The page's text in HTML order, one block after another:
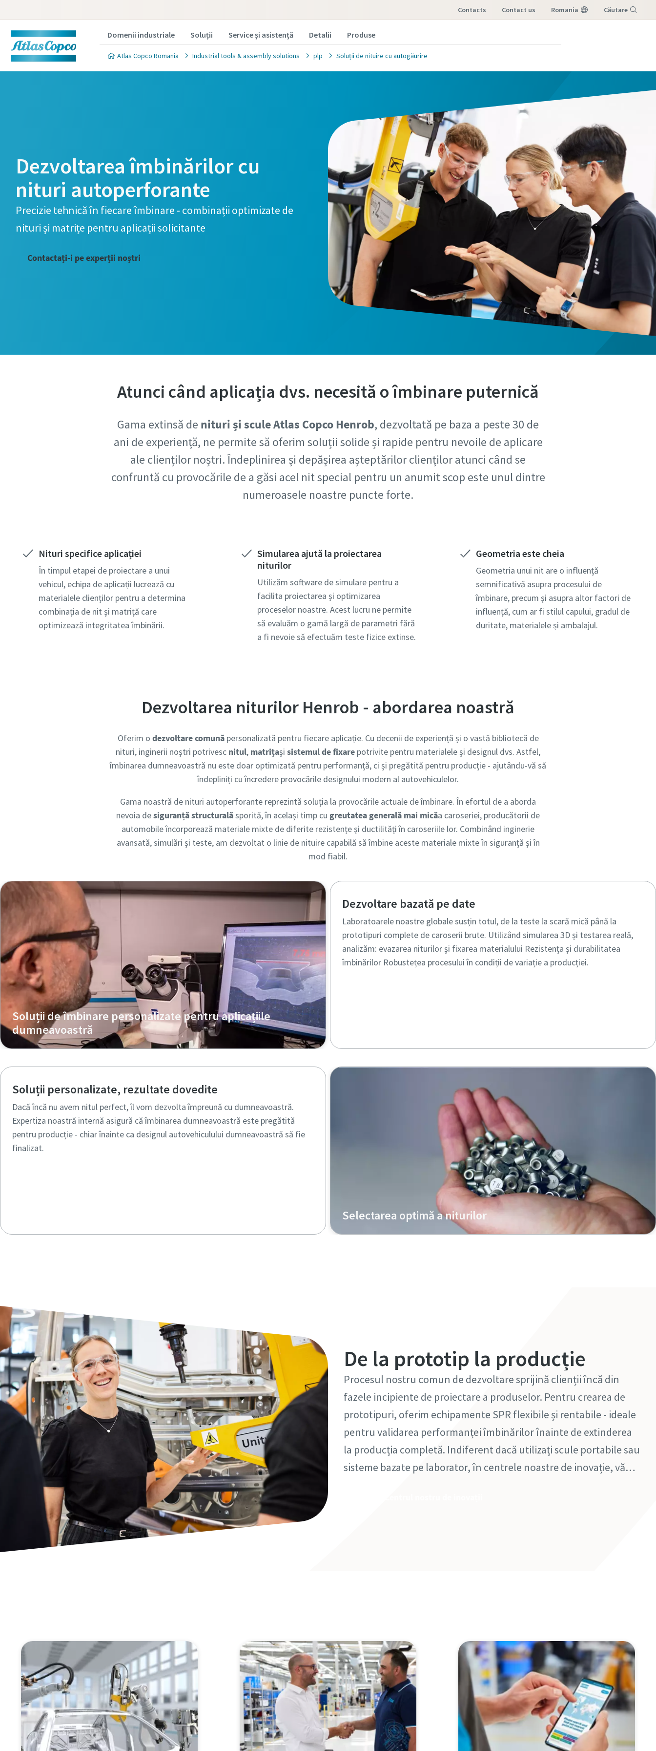
Contacts contact us Romania Căutare
Domenii industriale Soluții Service și asistență Detalii Produse
Atlas Copco Romania Industrial tools & assembly solutions plp Soluții de nituire cu autogăurire
Dezvoltarea îmbinărilor cu
nituri autoperforante
Precizie tehnică în fiecare îmbinare - combinații optimizate de
nituri și matrițe pentru aplicații solicitante
Contactați-i pe experții noștri
Atunci când aplicația dvs. necesită o îmbinare puternică
Gama extinsă de nituri și scule Atlas Copco Henrob, dezvoltată pe baza a peste 30 de
ani de experiență, ne permite să oferim soluții solide și rapide pentru nevoile de aplicare
ale clienților noștri. Îndeplinirea și depășirea așteptărilor clienților atunci când se
confruntă cu provocările de a găsi acel nit special pentru un anumit scop este unul dintre
numeroasele noastre puncte forte.
Nituri specifice aplicației
În timpul etapei de proiectare a unui
vehicul, echipa de aplicații lucrează cu
materialele clienților pentru a determina
combinația de nit și matriță care
optimizează integritatea îmbinării.
Simularea ajută la proiectarea
niturilor
Utilizăm software de simulare pentru a
facilita proiectarea și optimizarea
proceselor noastre. Acest lucru ne permite
să evaluăm o gamă largă de parametri fără
a fi nevoie să efectuăm teste fizice extinse.
Geometria este cheia
Geometria unui nit are o influență
semnificativă asupra procesului de
îmbinare, precum și asupra altor factori de
influență, cum ar fi stilul capului, gradul de
duritate, materialele și ambalajul.
Dezvoltarea niturilor Henrob - abordarea noastră
Oferim o dezvoltare comunăpersonalizată pentru fiecare aplicație. Cu decenii de experiență și o vastă bibliotecă de
nituri, inginerii noștri potrivesc nitul, matrițași sistemul de fixare potrivite pentru materialele și designul dvs. Astfel,
îmbinarea dumneavoastră nu este doar optimizată pentru performanță, ci și pregătită pentru producție - ajutându-vă să
îndepliniți cu încredere provocările designului modern al autovehiculelor.
Gama noastră de nituri autoperforante reprezintă soluția la provocările actuale de îmbinare. În efortul de a aborda
nevoia desiguranță structuralăsporită, în același timp cu greutatea generală mai micăa caroseriei, producătorii de
automobile încorporează materiale mixte de diferite rezistențe și ductilități în caroseriile lor. Combinând inginerie
avansată, simulări și teste, am dezvoltat o linie de nituire capabilă să îmbine aceste materiale mixte în siguranță și în
mod fiabil.
Soluții de îmbinare personalizate pentru aplicațiile
dumneavoastră
Dezvoltare bazată pe date
Laboratoarele noastre globale susțin totul, de la teste la scară mică până la
prototipuri complete de caroserii brute. Utilizând simularea 3D și testarea reală,
analizăm: evazarea niturilor și fixarea materialului Rezistența și durabilitatea
îmbinărilor Robustețea procesului în condiții de variație a producției.
Soluții personalizate, rezultate dovedite
Dacă încă nu avem nitul perfect, îl vom dezvolta împreună cu dumneavoastră.
Expertiza noastră internă asigură că îmbinarea dumneavoastră este pregătită
pentru producție - chiar înainte ca designul autovehiculului dumneavoastră să fie
finalizat.
Selectarea optimă a niturilor
De la prototip la producție
Procesul nostru comun de dezvoltare sprijină clienții încă din
fazele incipiente de proiectare a produselor. Pentru crearea de
prototipuri, oferim echipamente SPR flexibile și rentabile - ideale
pentru validarea performanței îmbinărilor înainte de extinderea
la producția completă. Indiferent dacă utilizați scule portabile sau
sisteme bazate pe laborator, în centrele noastre de inovație, vă
Contactați experții noștri în îmbinări industriale
Vă vom spune cu plăcere mai multe despre soluțiile noastre de îmbinare. Aflați
cum acest lucru creează valoare pentru procesele dumneavoastră de asamblare.
Vă rugăm să ne spuneți cum vă putem ajuta!
Toate câmpurile marcate cu o (*) sunt obligatorii
Companie
Țară
Spuneți-ne ce vă interesează:
ajutorul informațiilor colectate. Mai multe informații sunt disponibile în
politica noastră de confidențialitate.
Am citit și accept politica de confidențialitate
Da, doresc să primesc informații despre produsele, serviciile și
evenimentele Atlas Copco. Mă pot dezabona în orice moment.
Verificare anti-robot
Click pentru a începe verificarea